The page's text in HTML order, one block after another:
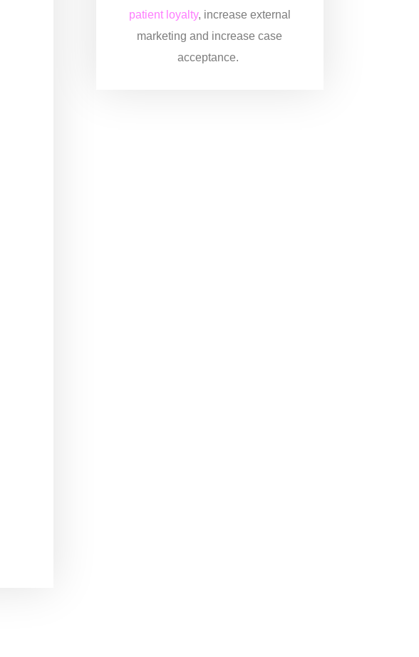
patient loyalty, increase external
marketing and increase case
acceptance.